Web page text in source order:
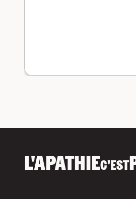
L'APATHIEC'EST